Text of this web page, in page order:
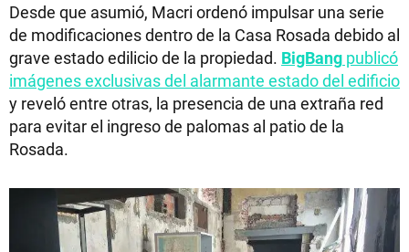
Desde que asumió, Macri ordenó impulsar una serie
de modificaciones dentro de la Casa Rosada debido al
grave estado edilicio de la propiedad. BigBang publicó
imágenes exclusivas del alarmante estado del edificio
y reveló entre otras, la presencia de una extraña red
para evitar el ingreso de palomas al patio de la
Rosada.